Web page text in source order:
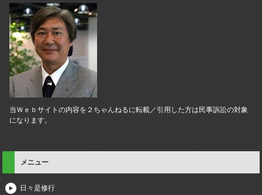
当Ｗｅｂサイトの内容を２ちゃんねるに転載／引用した方は民事訴訟の対象
になります。
メニュー
日々是修行